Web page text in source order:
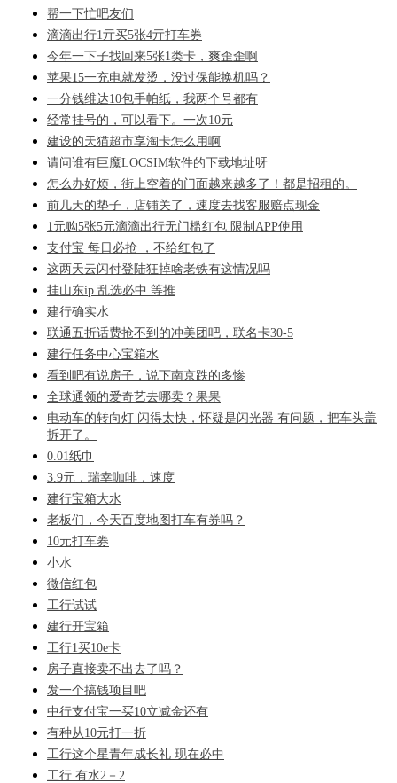
帮一下忙吧友们
滴滴出行1亓买5张4亓打车券
今年一下子找回来5张1类卡，爽歪歪啊
苹果15一充电就发烫，没过保能换机吗？
一分钱维达10包手帕纸，我两个号都有
经常挂号的，可以看下。一次10元
建设的天猫超市享淘卡怎么用啊
请问谁有巨魔LOCSIM软件的下载地址呀
怎么办好烦，街上空着的门面越来越多了！都是招租的。
前几天的垫子，店铺关了，速度去找客服赔点现金
1元购5张5元滴滴出行无门槛红包 限制APP使用
支付宝 每日必抢 ，不给红包了
这两天云闪付登陆狂掉啥老铁有这情况吗
挂山东ip 乱选必中 等推
建行确实水
联通五折话费抢不到的冲美团吧，联名卡30-5
建行任务中心宝箱水
看到吧有说房子，说下南京跌的多惨
全球通领的爱奇艺去哪卖？果果
电动车的转向灯 闪得太快，怀疑是闪光器 有问题，把车头盖
拆开了。
0.01纸巾
3.9元，瑞幸咖啡，速度
建行宝箱大水
老板们，今天百度地图打车有券吗？
10元打车券
小水
微信红包
工行试试
建行开宝箱
工行1买10e卡
房子直接卖不出去了吗？
发一个搞钱项目吧
中行支付宝一买10立减金还有
有种从10元打一折
工行这个星青年成长礼 现在必中
工行 有水2－2